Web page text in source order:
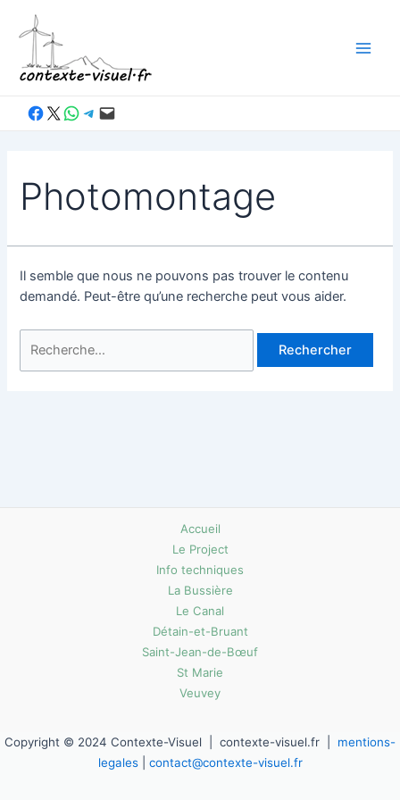
contenu
Partager sur Facebook
Partager sur X Partager sur WhatsApp
Partager sur Telegram
Envoyer cette page par e-mail
Photomontage
Il semble que nous ne pouvons pas trouver le contenu
demandé. Peut-être qu’une recherche peut vous aider.
Accueil
Le Project
Info techniques
La Bussière
Le Canal
Détain-et-Bruant
Saint-Jean-de-Bœuf
St Marie
Veuvey
Copyright © 2024 Contexte-Visuel | contexte-visuel.fr | mentions-
legales| contact@contexte-visuel.fr